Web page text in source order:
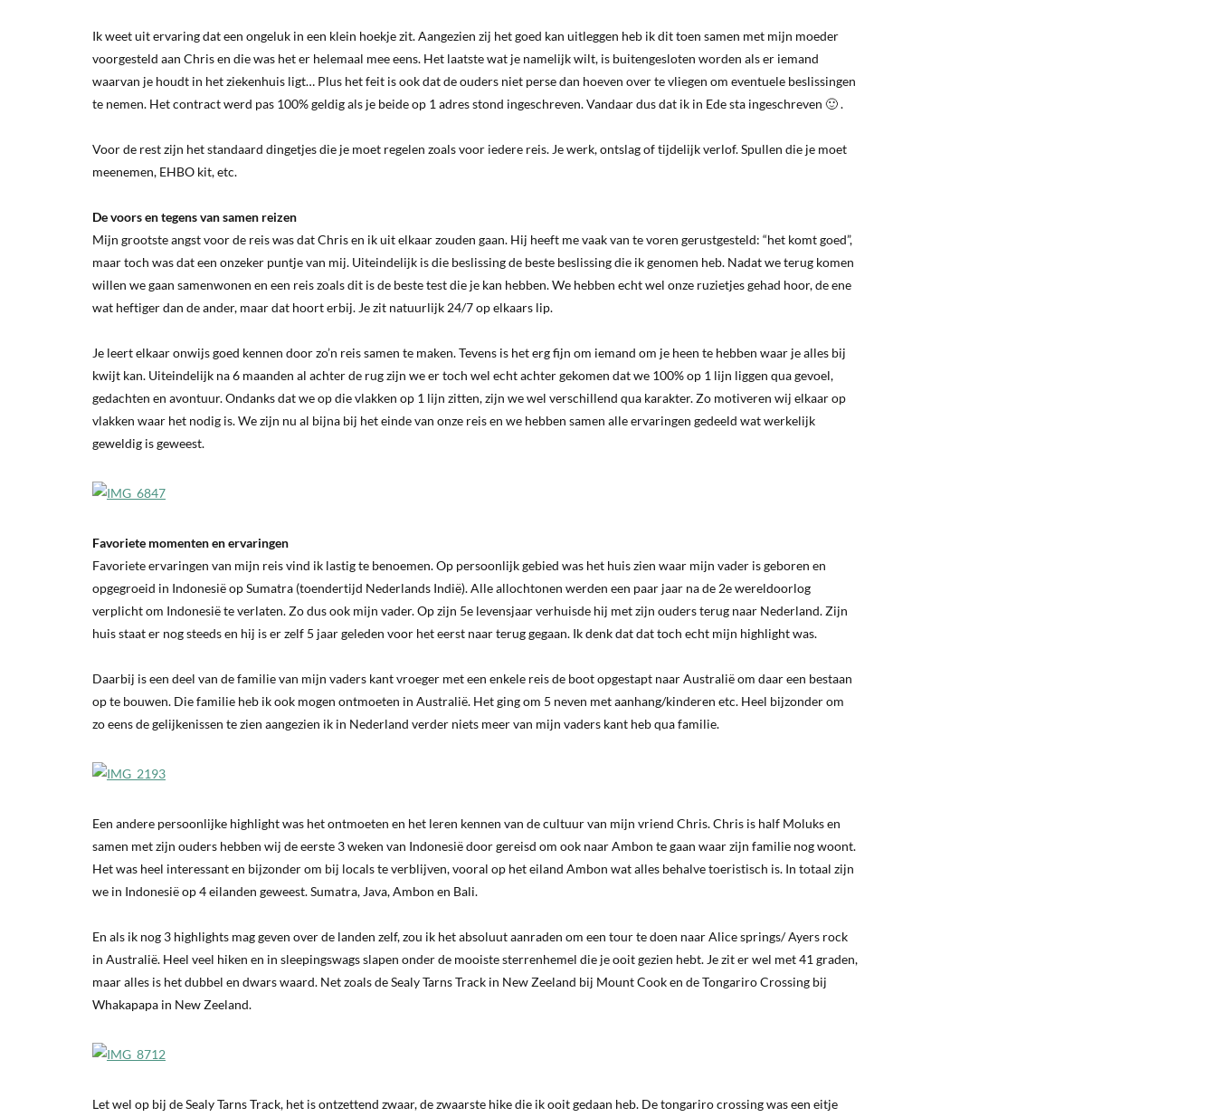
Ik weet uit ervaring dat een ongeluk in een klein hoekje zit. Aangezien zij het goed kan uitleggen heb ik dit toen samen met mijn moeder
voorgesteld aan Chris en die was het er helemaal mee eens. Het laatste wat je namelijk wilt, is buitengesloten worden als er iemand
waarvan je houdt in het ziekenhuis ligt… Plus het feit is ook dat de ouders niet perse dan hoeven over te vliegen om eventuele beslissingen
te nemen. Het contract werd pas 100% geldig als je beide op 1 adres stond ingeschreven. Vandaar dus dat ik in Ede sta ingeschreven 🙂 .
Voor de rest zijn het standaard dingetjes die je moet regelen zoals voor iedere reis. Je werk, ontslag of tijdelijk verlof. Spullen die je moet
meenemen, EHBO kit, etc.
De voors en tegens van samen reizen
Mijn grootste angst voor de reis was dat Chris en ik uit elkaar zouden gaan. Hij heeft me vaak van te voren gerustgesteld: “het komt goed”,
maar toch was dat een onzeker puntje van mij. Uiteindelijk is die beslissing de beste beslissing die ik genomen heb. Nadat we terug komen
willen we gaan samenwonen en een reis zoals dit is de beste test die je kan hebben. We hebben echt wel onze ruzietjes gehad hoor, de ene
wat heftiger dan de ander, maar dat hoort erbij. Je zit natuurlijk 24/7 op elkaars lip.
Je leert elkaar onwijs goed kennen door zo’n reis samen te maken. Tevens is het erg fijn om iemand om je heen te hebben waar je alles bij
kwijt kan. Uiteindelijk na 6 maanden al achter de rug zijn we er toch wel echt achter gekomen dat we 100% op 1 lijn liggen qua gevoel,
gedachten en avontuur. Ondanks dat we op die vlakken op 1 lijn zitten, zijn we wel verschillend qua karakter. Zo motiveren wij elkaar op
vlakken waar het nodig is. We zijn nu al bijna bij het einde van onze reis en we hebben samen alle ervaringen gedeeld wat werkelijk
geweldig is geweest.
Favoriete momenten en ervaringen
Favoriete ervaringen van mijn reis vind ik lastig te benoemen. Op persoonlijk gebied was het huis zien waar mijn vader is geboren en
opgegroeid in Indonesië op Sumatra (toendertijd Nederlands Indië). Alle allochtonen werden een paar jaar na de 2e wereldoorlog
verplicht om Indonesië te verlaten. Zo dus ook mijn vader. Op zijn 5e levensjaar verhuisde hij met zijn ouders terug naar Nederland. Zijn
huis staat er nog steeds en hij is er zelf 5 jaar geleden voor het eerst naar terug gegaan. Ik denk dat dat toch echt mijn highlight was.
Daarbij is een deel van de familie van mijn vaders kant vroeger met een enkele reis de boot opgestapt naar Australië om daar een bestaan
op te bouwen. Die familie heb ik ook mogen ontmoeten in Australië. Het ging om 5 neven met aanhang/kinderen etc. Heel bijzonder om
zo eens de gelijkenissen te zien aangezien ik in Nederland verder niets meer van mijn vaders kant heb qua familie.
Een andere persoonlijke highlight was het ontmoeten en het leren kennen van de cultuur van mijn vriend Chris. Chris is half Moluks en
samen met zijn ouders hebben wij de eerste 3 weken van Indonesië door gereisd om ook naar Ambon te gaan waar zijn familie nog woont.
Het was heel interessant en bijzonder om bij locals te verblijven, vooral op het eiland Ambon wat alles behalve toeristisch is. In totaal zijn
we in Indonesië op 4 eilanden geweest. Sumatra, Java, Ambon en Bali.
En als ik nog 3 highlights mag geven over de landen zelf, zou ik het absoluut aanraden om een tour te doen naar Alice springs/ Ayers rock
in Australië. Heel veel hiken en in sleepingswags slapen onder de mooiste sterrenhemel die je ooit gezien hebt. Je zit er wel met 41 graden,
maar alles is het dubbel en dwars waard. Net zoals de Sealy Tarns Track in New Zeeland bij Mount Cook en de Tongariro Crossing bij
Whakapapa in New Zeeland.
Let wel op bij de Sealy Tarns Track, het is ontzettend zwaar, de zwaarste hike die ik ooit gedaan heb. De tongariro crossing was een eitje